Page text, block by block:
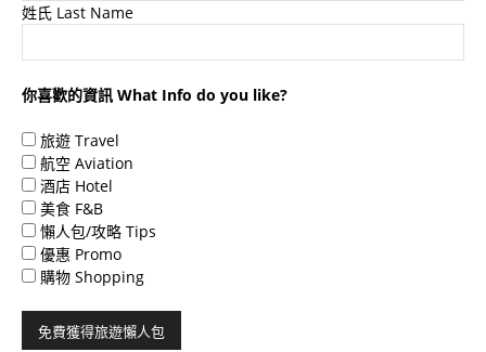
姓氏 Last Name
你喜歡的資訊 What Info do you like?
旅遊 Travel
航空 Aviation
酒店 Hotel
美食 F&B
懶人包/攻略 Tips
優惠 Promo
購物 Shopping